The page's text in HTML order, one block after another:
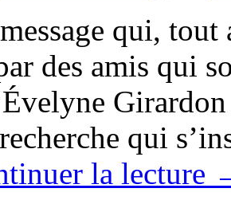
qui,
des amis qui
qui
la lecture